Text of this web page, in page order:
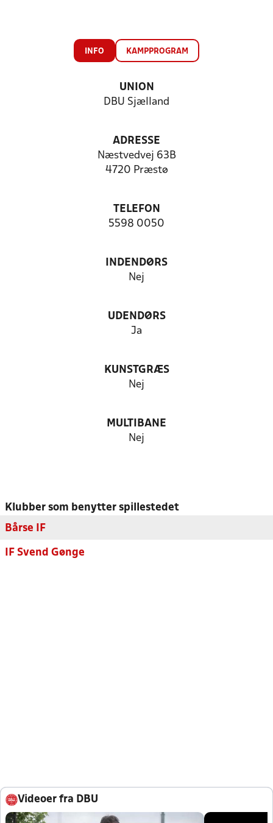
INFO KAMPPROGRAM
UNION
DBU Sjælland
ADRESSE
Næstvedvej 63B
4720 Præstø
TELEFON
5598 0050
INDENDØRS
Nej
UDENDØRS
Ja
KUNSTGRÆS
Nej
MULTIBANE
Nej
Klubber som benytter spillestedet
Bårse IF
IF Svend Gønge
Videoer fra DBU